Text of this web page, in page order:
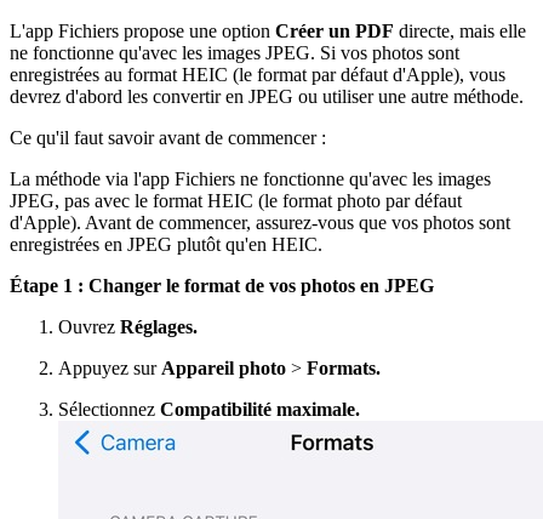
L'app Fichiers propose une option Créer un PDF directe, mais elle
ne fonctionne qu'avec les images JPEG. Si vos photos sont
enregistrées au format HEIC (le format par défaut d'Apple), vous
devrez d'abord les convertir en JPEG ou utiliser une autre méthode.
Ce qu'il faut savoir avant de commencer :
La méthode via l'app Fichiers ne fonctionne qu'avec les images
JPEG, pas avec le format HEIC (le format photo par défaut
d'Apple). Avant de commencer, assurez-vous que vos photos sont
enregistrées en JPEG plutôt qu'en HEIC.
Étape 1 : Changer le format de vos photos en JPEG
Ouvrez Réglages.
Appuyez surAppareil photo > Formats.
Sélectionnez Compatibilité maximale.